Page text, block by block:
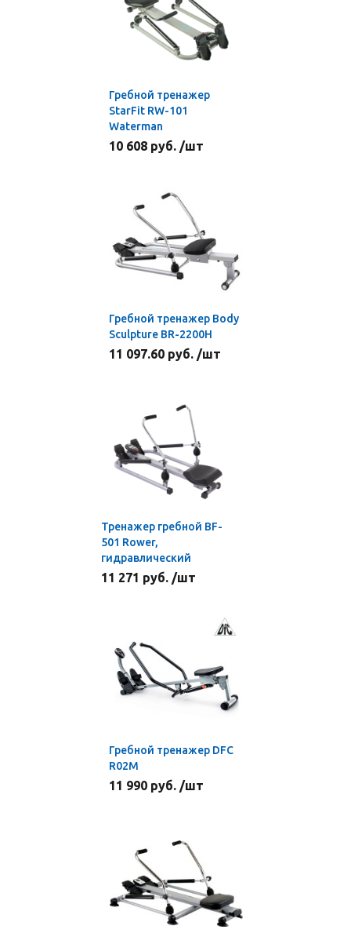
Гребной тренажер
StarFit RW-101
Waterman
10 608 руб. /шт
Гребной тренажер Body
Sculpture ВR-2200H
11 097.60 руб. /шт
Тренажер гребной BF-
501 Rower,
гидравлический
11 271 руб. /шт
Гребной тренажер DFC
R02M
11 990 руб. /шт